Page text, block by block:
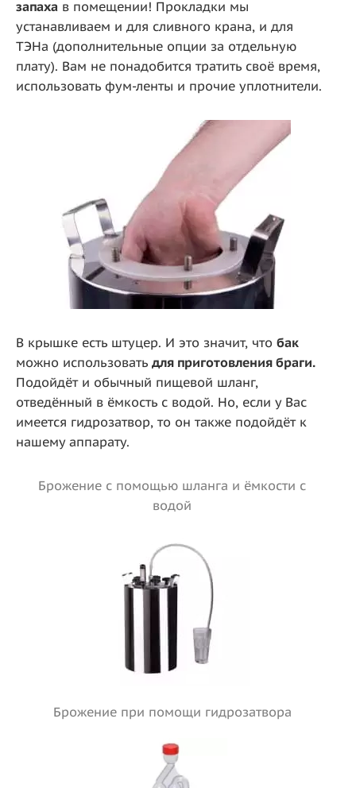
запаха в помещении! Прокладки мы
устанавливаем и для сливного крана, и для
ТЭНа (дополнительные опции за отдельную
плату). Вам не понадобится тратить своё время,
использовать фум-ленты и прочие уплотнители.
В крышке есть штуцер. И это значит, что бак
можно использовать для приготовления браги.
Подойдёт и обычный пищевой шланг,
отведённый в ёмкость с водой. Но, если у Вас
имеется гидрозатвор, то он также подойдёт к
нашему аппарату.
Брожение с помощью шланга и ёмкости с
водой
Брожение при помощи гидрозатвора